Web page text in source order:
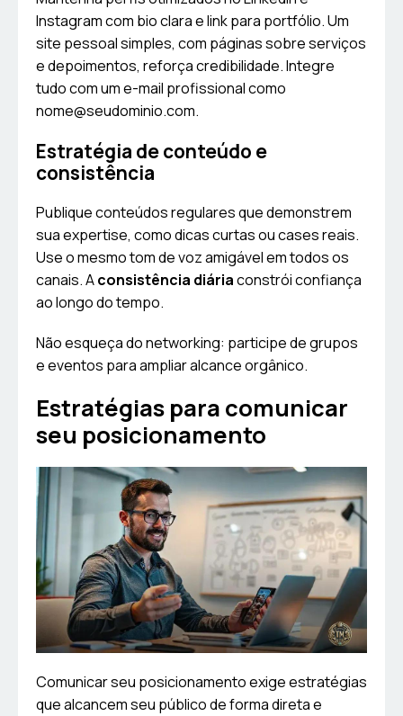
Instagram com bio clara e link para portfólio. Um
site pessoal simples, com páginas sobre serviços
e depoimentos, reforça credibilidade. Integre
tudo com um e-mail profissional como
nome@seudominio.com.
Estratégia de conteúdo e
consistência
Publique conteúdos regulares que demonstrem
sua expertise, como dicas curtas ou cases reais.
Use o mesmo tom de voz amigável em todos os
canais. Aconsistência diáriaconstrói confiança
ao longo do tempo.
Não esqueça do networking: participe de grupos
e eventos para ampliar alcance orgânico.
Estratégias para comunicar
seu posicionamento
Comunicar seu posicionamento exige estratégias
que alcancem seu público de forma direta e